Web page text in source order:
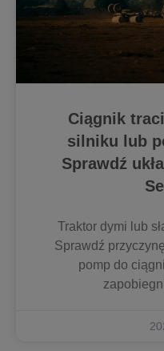
Ciągnik
silniku lub
Sprawdź
Traktor dymi lub
Sprawdź
pomp do